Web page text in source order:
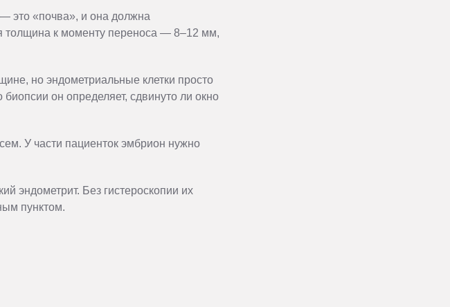
это «почва», и она должна
толщина к моменту переноса — 8–12 мм,
но эндометриальные клетки просто
он определяет, сдвинуто ли окно
У части пациенток эмбрион нужно
эндометрит. Без гистероскопии их
пунктом.